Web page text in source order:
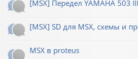
[MSX] Передел YAMAHA 503
[MSX] SD для MSX, схемы и
MSX в proteus